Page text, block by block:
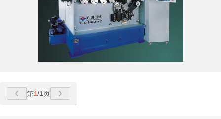
第1/1页